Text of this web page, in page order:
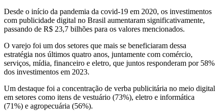
Desde o início da pandemia da covid-19 em 2020, os investimentos
com publicidade digital no Brasil aumentaram significativamente,
passando de R$ 23,7 bilhões para os valores mencionados.
O varejo foi um dos setores que mais se beneficiaram dessa
estratégia nos últimos quatro anos, juntamente com comércio,
serviços, mídia, financeiro e eletro, que juntos responderam por 58%
dos investimentos em 2023.
Um destaque foi a concentração de verba publicitária no meio digital
em setores como itens de vestuário (73%), eletro e informática
(71%) e agropecuária (56%).